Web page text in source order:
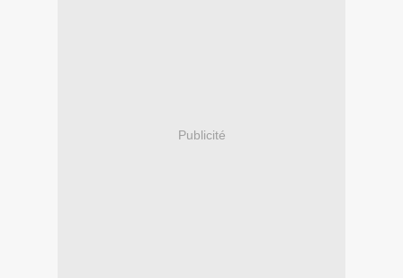
Publicité